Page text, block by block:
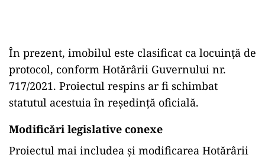
În prezent, imobilul este clasificat ca locuință de
protocol, conform Hotărârii Guvernului nr.
717/2021. Proiectul respins ar fi schimbat
statutul acestuia în reședință oficială.
Modificări legislative conexe
Proiectul mai includea și modificarea Hotărârii